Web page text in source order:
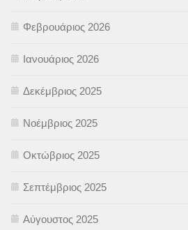
Φεβρουάριος 2026
Ιανουάριος 2026
Δεκέμβριος 2025
Νοέμβριος 2025
Οκτώβριος 2025
Σεπτέμβριος 2025
Αύγουστος 2025